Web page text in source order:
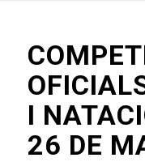
I
26 DE